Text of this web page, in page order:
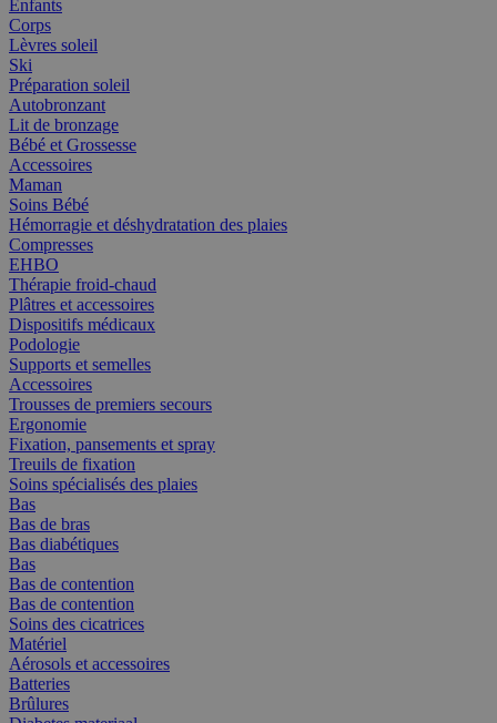
Enfants
Corps
Lèvres soleil
Ski
Préparation soleil
Autobronzant
Lit de bronzage
Bébé et Grossesse
Accessoires
Maman
Soins Bébé
Hémorragie et déshydratation des plaies
Compresses
EHBO
Thérapie froid-chaud
Plâtres et accessoires
Dispositifs médicaux
Podologie
Supports et semelles
Accessoires
Trousses de premiers secours
Ergonomie
Fixation, pansements et spray
Treuils de fixation
Soins spécialisés des plaies
Bas
Bas de bras
Bas diabétiques
Bas
Bas de contention
Bas de contention
Soins des cicatrices
Matériel
Aérosols et accessoires
Batteries
Brûlures